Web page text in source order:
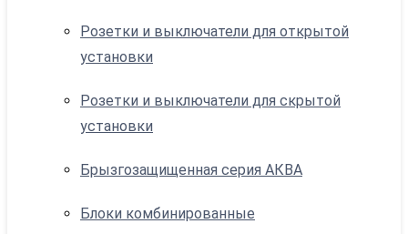
Розетки и выключатели для открытой
установки
Розетки и выключатели для скрытой
установки
Брызгозащищенная серия АКВА
Блоки комбинированные